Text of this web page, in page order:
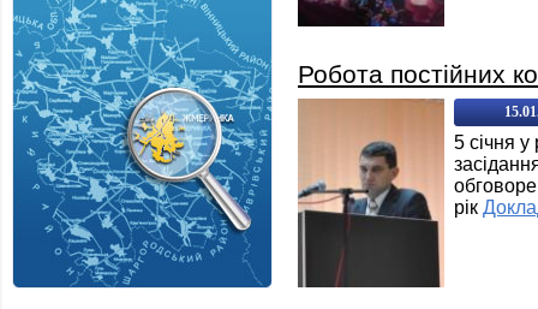
Робота постійних
5 січня у
рік